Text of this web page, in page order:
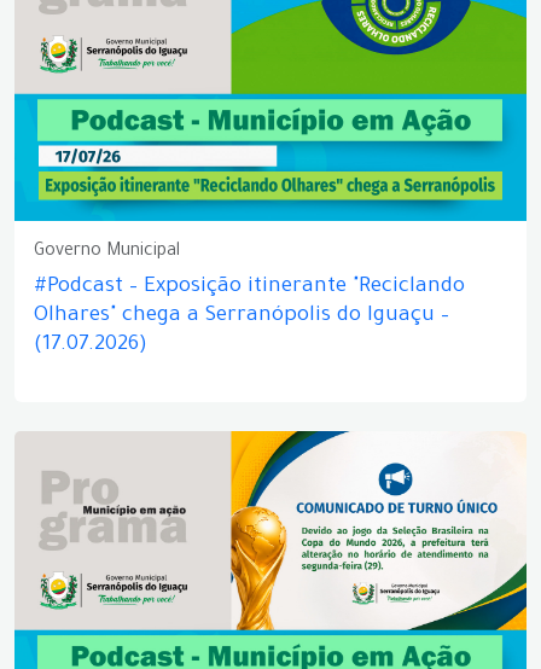
Governo Municipal
#Podcast – Exposição itinerante "Reciclando
Olhares" chega a Serranópolis do Iguaçu –
(17.07.2026)